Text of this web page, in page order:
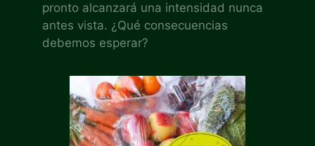
pronto alcanzará una intensidad nunca
antes vista. ¿Qué consecuencias
debemos esperar?